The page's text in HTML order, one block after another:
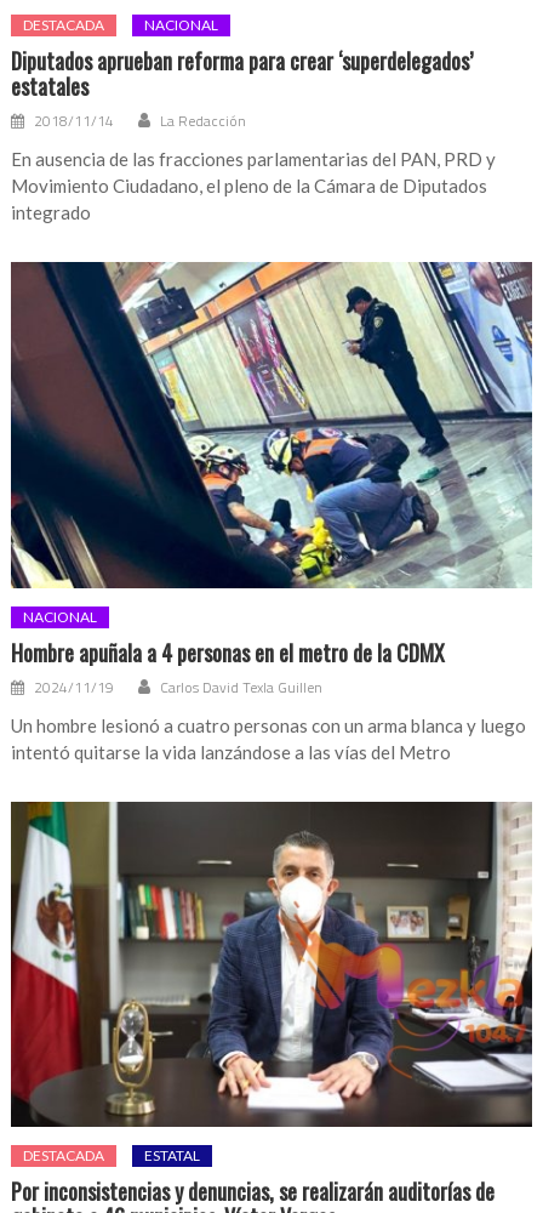
DESTACADA NACIONAL
Diputados aprueban reforma para crear ‘superdelegados’
estatales
2018/11/14 La Redacción
En ausencia de las fracciones parlamentarias del PAN, PRD y
Movimiento Ciudadano, el pleno de la Cámara de Diputados
integrado
NACIONAL
Hombre apuñala a 4 personas en el metro de la CDMX
2024/11/19 Carlos David Texla Guillen
Un hombre lesionó a cuatro personas con un arma blanca y luego
intentó quitarse la vida lanzándose a las vías del Metro
DESTACADA ESTATAL
Por inconsistencias y denuncias, se realizarán auditorías de